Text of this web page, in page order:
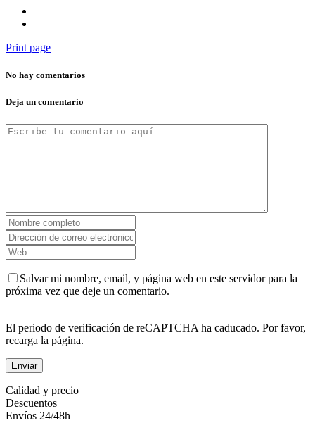
Print page
No hay comentarios
Deja un comentario
Salvar mi nombre, email, y página web en este servidor para la
próxima vez que deje un comentario.
El periodo de verificación de reCAPTCHA ha caducado. Por favor,
recarga la página.
Calidad y precio
Descuentos
Envíos 24/48h